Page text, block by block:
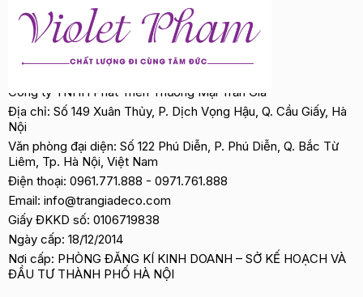
Công ty TNHH Phát Triển Thương Mại Trần Gia
Địa chỉ: Số 149 Xuân Thủy, P. Dịch Vọng Hậu, Q. Cầu Giấy, Hà
Nội
Văn phòng đại diện: Số 122 Phú Diễn, P. Phú Diễn, Q. Bắc Từ
Liêm, Tp. Hà Nội, Việt Nam
Điện thoại: 0961.771.888 - 0971.761.888
Email: info@trangiadeco.com
Giấy ĐKKD số: 0106719838
Ngày cấp: 18/12/2014
Nơi cấp: PHÒNG ĐĂNG KÍ KINH DOANH – SỞ KẾ HOẠCH VÀ
ĐẦU TƯ THÀNH PHỐ HÀ NỘI